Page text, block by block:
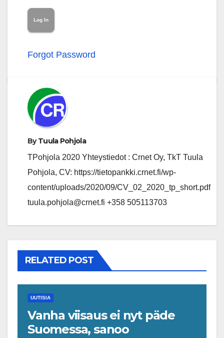
Forgot Password
ByTuula Pohjola
TPohjola 2020 Yhteystiedot : Crnet Oy, TkT Tuula
Pohjola, CV: https://tietopankki.crnet.fi/wp-
content/uploads/2020/09/CV_02_2020_tp_short.pdf
tuula.pohjola@crnet.fi +358 505113703
RELATED POST
UUTISIA
Vanha viisaus ei nyt päde
Suomessa, sanoo